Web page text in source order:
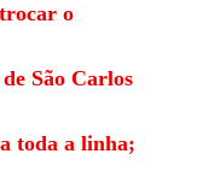
o
São Carlos
toda a linha;